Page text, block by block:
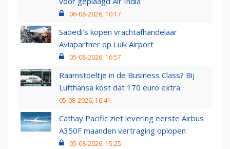
06-08-2026, 10:17
Saoedi’s kopen vrachtafhandelaar
Aviapartner op Luik Airport
05-08-2026, 16:57
Raamstoeltje in de Business Class? Bij
Lufthansa kost dat 170 euro extra
05-08-2026, 16:41
Cathay Pacific ziet levering eerste Airbus
A350F maanden vertraging oplopen
05-08-2026, 15:25